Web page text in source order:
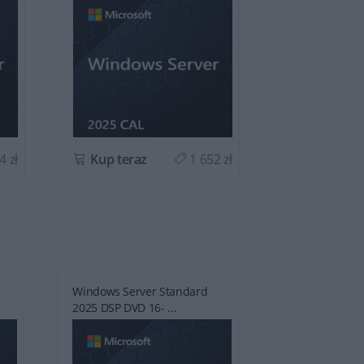
zł Kup teraz 1 652 zł
Windows Server Standard
2025 DSP DVD 16- ...